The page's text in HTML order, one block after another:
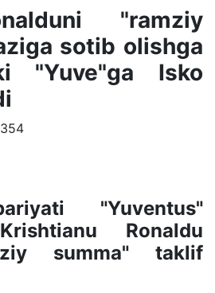
"ramziy
sotib olishga
"Yuve"ga Isko
"Yuventus"
Ronaldu
summa" taklif